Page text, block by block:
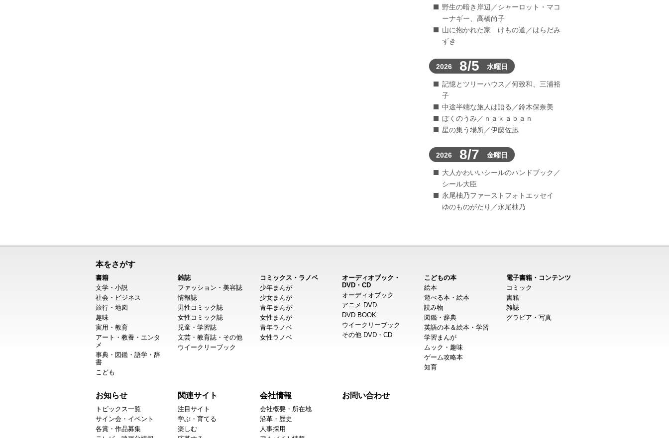
野生の暗き岸辺／シャーロット・マコ
ーナギー、高橋尚子
山に抱かれた家 けもの道／はらだみ
ずき
2026 8/5 水曜日
記憶とツリーハウス／何致和、三浦裕
子
中途半端な旅人は語る／鈴木保奈美
ぼくのうみ／ｎａｋａｂａｎ
星の集う場所／伊藤佐凪
2026 8/7 金曜日
大人かわいいシールのハンドブック／
シール大臣
永尾柚乃ファーストフォトエッセイ
ゆのものがたり／永尾柚乃
本をさがす
書籍
文学・小説
社会・ビジネス
旅行・地図
趣味
実用・教育
アート・教養・エンタ
メ
事典・図鑑・語学・辞
書
こども
雑誌
ファッション・美容誌
情報誌
男性コミック誌
女性コミック誌
児童・学習誌
文芸・教育誌・その他
ウイークリーブック
コミックス・ラノベ
少年まんが
少女まんが
青年まんが
女性まんが
青年ラノベ
女性ラノベ
オーディオブック・
DVD・CD
オーディオブック
アニメ DVD
DVD BOOK
ウイークリーブック
その他 DVD・CD
こどもの本
絵本
遊べる本・絵本
読み物
図鑑・辞典
英語の本＆絵本・学習
学習まんが
ムック・趣味
ゲーム攻略本
知育
電子書籍・コンテンツ
コミック
書籍
雑誌
グラビア・写真
お知らせ
トピックス一覧
サイン会・イベント
各賞・作品募集
関連サイト
注目サイト
学ぶ・育てる
楽しむ
会社情報
会社概要・所在地
沿革・歴史
人事採用
お問い合わせ